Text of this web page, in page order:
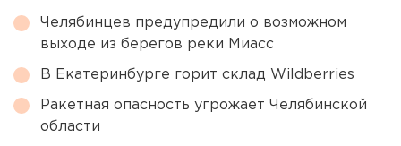
Челябинцев предупредили о возможном
выходе из берегов реки Миасс
В Екатеринбурге горит склад Wildberries
Ракетная опасность угрожает Челябинской
области